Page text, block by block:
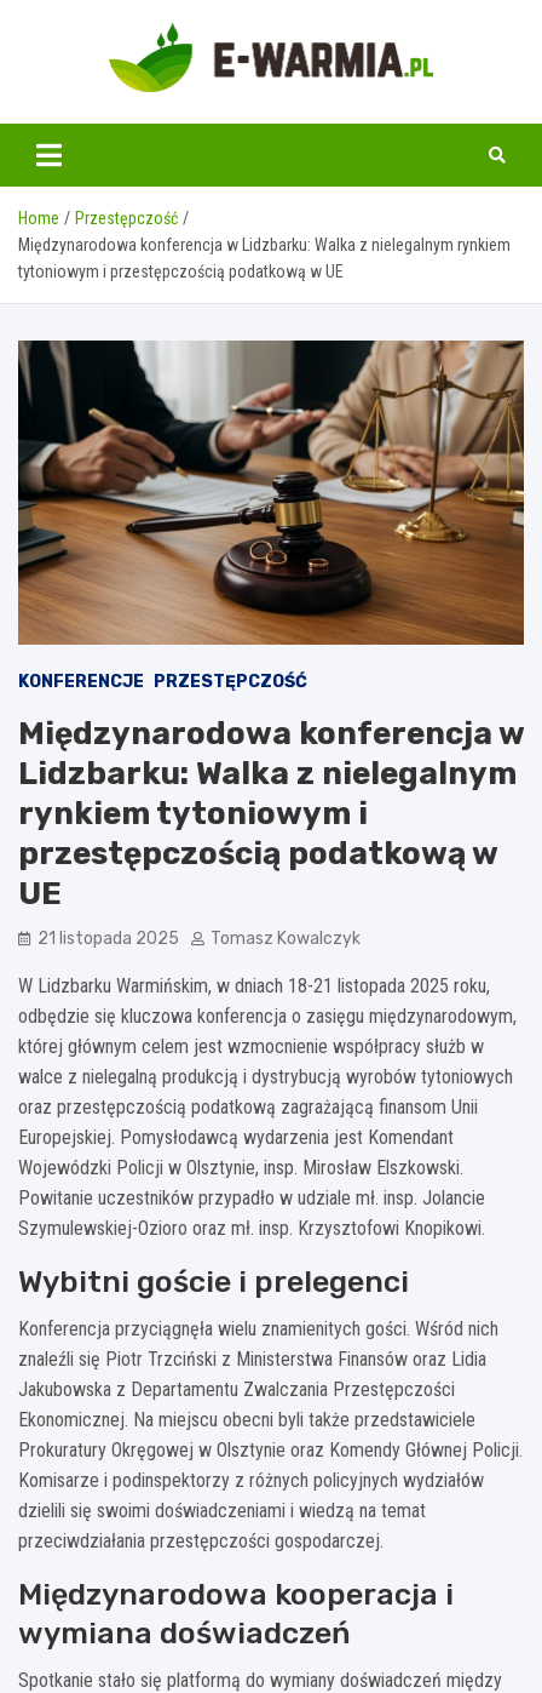
www.e-warmia.pl
Home
Przestępczość
Międzynarodowa konferencja w Lidzbarku: Walka z nielegalnym rynkiem
tytoniowym i przestępczością podatkową w UE
KONFERENCJE PRZESTĘPCZOŚĆ
Międzynarodowa konferencja w
Lidzbarku: Walka z nielegalnym
rynkiem tytoniowym i
przestępczością podatkową w
UE
21 listopada 2025 Tomasz Kowalczyk
W Lidzbarku Warmińskim, w dniach 18-21 listopada 2025 roku,
odbędzie się kluczowa konferencja o zasięgu międzynarodowym,
której głównym celem jest wzmocnienie współpracy służb w
walce z nielegalną produkcją i dystrybucją wyrobów tytoniowych
oraz przestępczością podatkową zagrażającą finansom Unii
Europejskiej. Pomysłodawcą wydarzenia jest Komendant
Wojewódzki Policji w Olsztynie, insp. Mirosław Elszkowski.
Powitanie uczestników przypadło w udziale mł. insp. Jolancie
Szymulewskiej-Ozioro oraz mł. insp. Krzysztofowi Knopikowi.
Wybitni goście i prelegenci
Konferencja przyciągnęła wielu znamienitych gości. Wśród nich
znaleźli się Piotr Trzciński z Ministerstwa Finansów oraz Lidia
Jakubowska z Departamentu Zwalczania Przestępczości
Ekonomicznej. Na miejscu obecni byli także przedstawiciele
Prokuratury Okręgowej w Olsztynie oraz Komendy Głównej Policji.
Komisarze i podinspektorzy z różnych policyjnych wydziałów
dzielili się swoimi doświadczeniami i wiedzą na temat
przeciwdziałania przestępczości gospodarczej.
Międzynarodowa kooperacja i
wymiana doświadczeń
Spotkanie stało się platformą do wymiany doświadczeń między